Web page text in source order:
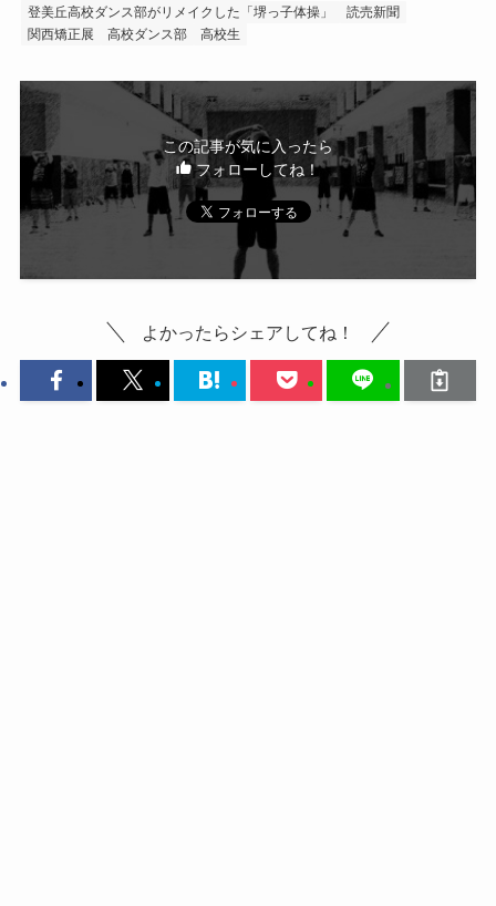
登美丘高校ダンス部がリメイクした「堺っ子体操」
読売新聞
関西矯正展
高校ダンス部 高校生
この記事が気に入ったら
フォローしてね！
よかったらシェアしてね！